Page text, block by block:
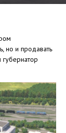
но и продавать